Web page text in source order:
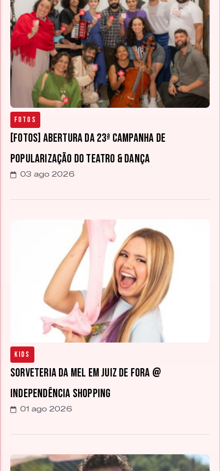
Fotos
[FOTOS] Abertura da 23ª Campanha de
Popularização do Teatro & Dança
03 ago 2026
Kids
Sorveteria da Mel em Juiz de Fora @
Independência Shopping
01 ago 2026